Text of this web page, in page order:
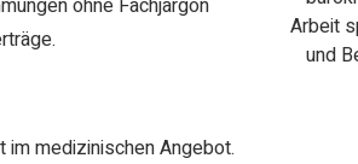
ohne Fachjargon
medizinischen Angebot.
Arbeit
und